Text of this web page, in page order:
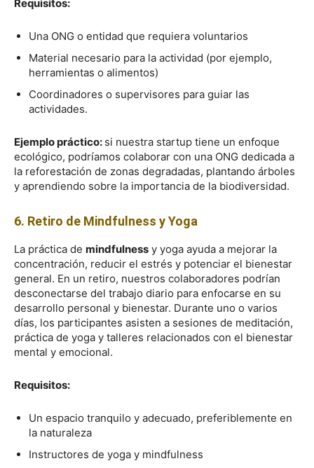
Requisitos:
Una ONG o entidad que requiera voluntarios
Material necesario para la actividad (por ejemplo,
herramientas o alimentos)
Coordinadores o supervisores para guiar las
actividades.
Ejemplo práctico: si nuestra startup tiene un enfoque
ecológico, podríamos colaborar con una ONG dedicada a
la reforestación de zonas degradadas, plantando árboles
y aprendiendo sobre la importancia de la biodiversidad.
6. Retiro de Mindfulness y Yoga
La práctica de mindfulness y yoga ayuda a mejorar la
concentración, reducir el estrés y potenciar el bienestar
general. En un retiro, nuestros colaboradores podrían
desconectarse del trabajo diario para enfocarse en su
desarrollo personal y bienestar. Durante uno o varios
días, los participantes asisten a sesiones de meditación,
práctica de yoga y talleres relacionados con el bienestar
mental y emocional.
Requisitos:
Un espacio tranquilo y adecuado, preferiblemente en
la naturaleza
Instructores de yoga y mindfulness